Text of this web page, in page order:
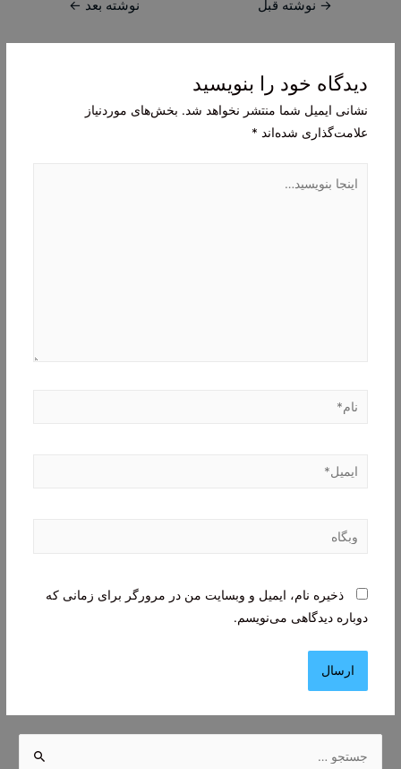
→ نوشته قبل نوشته بعد ←
دیدگاه‌ خود را بنویسید
نشانی ایمیل شما منتشر نخواهد شد. بخش‌های موردنیاز
علامت‌گذاری شده‌اند *
بنویسید…
نام*
ایمیل*
وبگاه
ذخیره نام، ایمیل و وبسایت من در مرورگر برای زمانی که
دوباره دیدگاهی می‌نویسم.